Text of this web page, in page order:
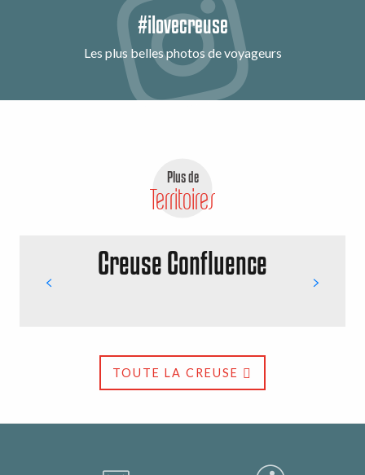
#ilovecreuse
Les plus belles photos de voyageurs
Plus de
Territoires
Creuse Confluence
TOUTE LA CREUSE